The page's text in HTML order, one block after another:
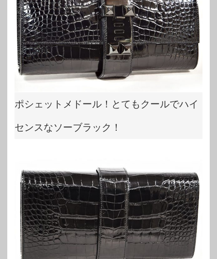
ポシェットメドール！とてもクールでハイ
センスなソーブラック！